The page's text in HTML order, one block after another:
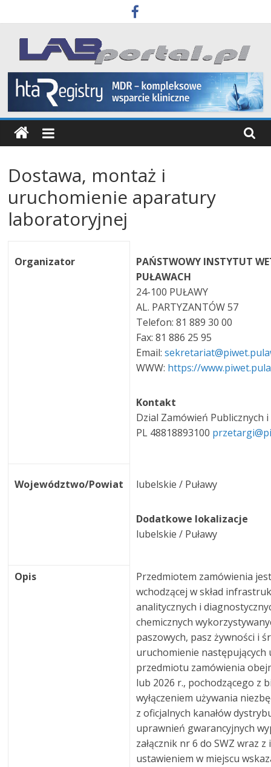
to
content
Labportal
Laboratoria
Aparatura
Badania
Dostawa, montaż i
uruchomienie aparatury
laboratoryjnej
Organizator
PAŃSTWOWY INSTYTUT
PUŁAWACH
24-100 PUŁAWY
AL. PARTYZANTÓW 57
Telefon: 81 889 30 00
Fax: 81 886 25 95
Email:
WWW: https://
Kontakt
Dzial Zamówień Publicznych
PL 48818893100
Województwo/Powiat lubelskie / Puławy
Dodatkowe lokalizacje
lubelskie / Puławy
Opis
Przedmiotem zamówienia
wchodzącej w skład
analitycznych i
chemicznych
paszowych, pasz żywności i
uruchomienie
przedmiotu zamówienia
lub 2026 r., pochodzącego z
wyłączeniem używania
z oficjalnych kanałów
uprawnień gwarancyjnych
załącznik nr 6 do SWZ wraz
ustawieniem w miejscu